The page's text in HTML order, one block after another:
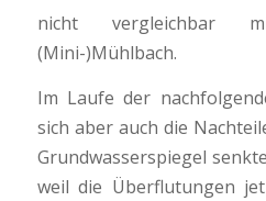
nicht vergleichbar
(Mini-)Mühlbach.
Im Laufe der
sich aber auch die
Grundwasserspiegel
weil die Überflutungen